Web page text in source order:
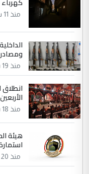
منذ 11 ساعة
منذ 19 ساعة
انطلاق
منذ 18 ساعة
هيئة
منذ 20 ساعة